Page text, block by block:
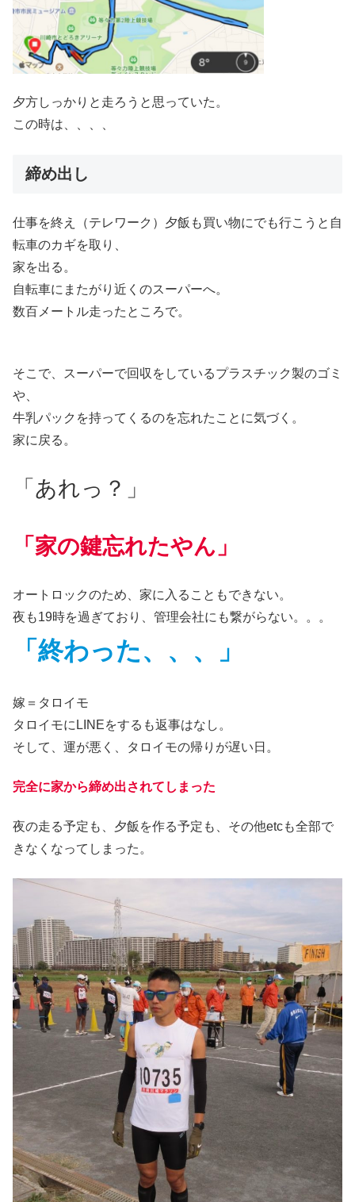
夕方しっかりと走ろうと思っていた。
この時は、、、、
締め出し
仕事を終え（テレワーク）夕飯も買い物にでも行こうと自
転車のカギを取り、
家を出る。
自転車にまたがり近くのスーパーへ。
数百メートル走ったところで。
そこで、スーパーで回収をしているプラスチック製のゴミ
や、
牛乳パックを持ってくるのを忘れたことに気づく。
家に戻る。
「あれっ？」
「家の鍵忘れたやん」
オートロックのため、家に入ることもできない。
夜も19時を過ぎており、管理会社にも繋がらない。。。
「終わった、、、」
嫁＝タロイモ
タロイモにLINEをするも返事はなし。
そして、運が悪く、タロイモの帰りが遅い日。
完全に家から締め出されてしまった
夜の走る予定も、夕飯を作る予定も、その他etcも全部で
きなくなってしまった。